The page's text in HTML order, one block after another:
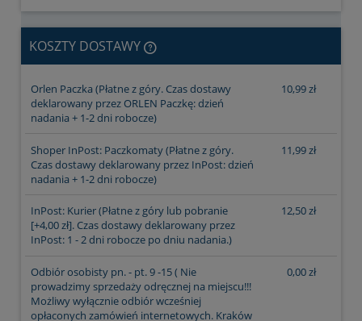
KOSZTY DOSTAWY
CENA NIE ZAWIERA EWENTUALNYCH KOSZTÓW
PŁATNOŚCI
Orlen Paczka (Płatne z góry. Czas dostawy
deklarowany przez ORLEN Paczkę: dzień
nadania + 1-2 dni robocze)
10,99 zł
Shoper InPost: Paczkomaty(Płatne z góry.
Czas dostawy deklarowany przez InPost: dzień
nadania + 1-2 dni robocze)
11,99 zł
InPost: Kurier(Płatne z góry lub pobranie
[+4,00 zł]. Czas dostawy deklarowany przez
InPost: 1 - 2 dni robocze po dniu nadania.)
12,50 zł
Odbiór osobisty pn. - pt. 9 -15( Nie
prowadzimy sprzedaży odręcznej na miejscu!!!
Możliwy wyłącznie odbiór wcześniej
opłaconych zamówień internetowych. Kraków
0,00 zł